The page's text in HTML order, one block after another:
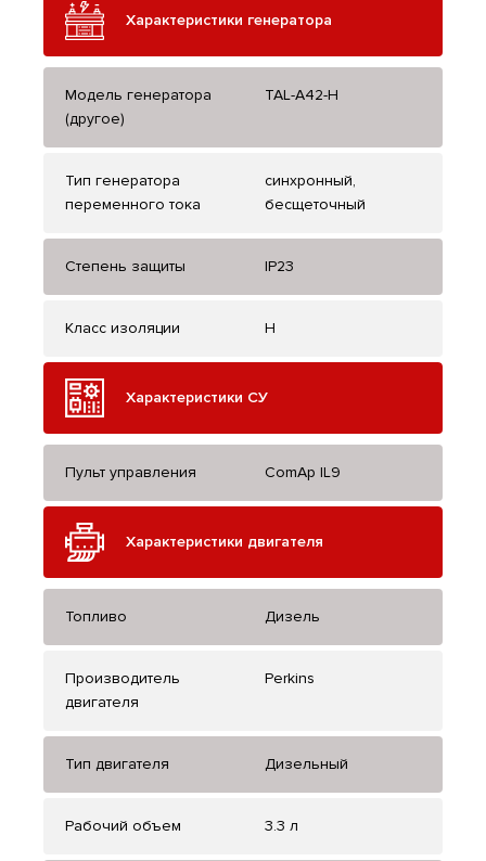
Характеристики генератора
Модель генератора
(другое)
TAL-A42-H
Тип генератора
переменного тока
синхронный,
бесщеточный
Степень защиты IP23
Класс изоляции H
Характеристики СУ
Пульт управления ComAp IL9
Характеристики двигателя
Топливо Дизель
Производитель
двигателя
Perkins
Тип двигателя Дизельный
Рабочий объем 3.3 л